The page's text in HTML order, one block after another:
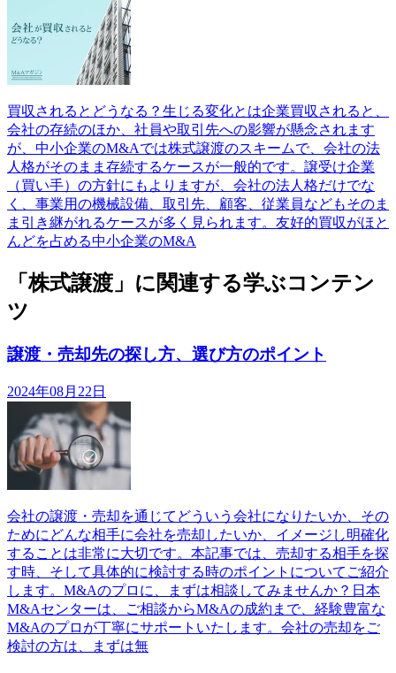
買収されるとどうなる？生じる変化とは企業買収されると、
会社の存続のほか、社員や取引先への影響が懸念されます
が、中小企業のM&Aでは株式譲渡のスキームで、会社の法
人格がそのまま存続するケースが一般的です。譲受け企業
（買い手）の方針にもよりますが、会社の法人格だけでな
く、事業用の機械設備、取引先、顧客、従業員などもそのま
ま引き継がれるケースが多く見られます。友好的買収がほと
んどを占める中小企業のM&A
「株式譲渡」に関連する学ぶコンテン
ツ
譲渡・売却先の探し方、選び方のポイント
2024年08月22日
会社の譲渡・売却を通じてどういう会社になりたいか、その
ためにどんな相手に会社を売却したいか、イメージし明確化
することは非常に大切です。本記事では、売却する相手を探
す時、そして具体的に検討する時のポイントについてご紹介
します。M&Aのプロに、まずは相談してみませんか？日本
M&Aセンターは、ご相談からM&Aの成約まで、経験豊富な
M&Aのプロが丁寧にサポートいたします。会社の売却をご
検討の方は、まずは無